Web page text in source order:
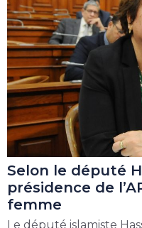
Selon le député
présidence de
femme
Le député islamiste